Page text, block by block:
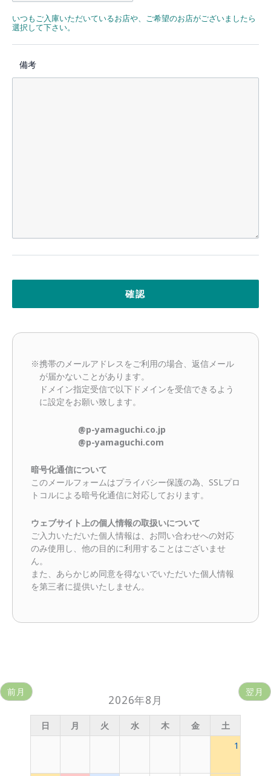
いつもご入庫いただいているお店や、ご希望のお店がございましたら
選択して下さい。
備考
※携帯のメールアドレスをご利用の場合、返信メール
が届かないことがあります。
ドメイン指定受信で以下ドメインを受信できるよう
に設定をお願い致します。
@p-yamaguchi.co.jp
@p-yamaguchi.com
暗号化通信について
このメールフォームはプライバシー保護の為、SSLプロ
トコルによる暗号化通信に対応しております。
ウェブサイト上の個人情報の取扱いについて
ご入力いただいた個人情報は、お問い合わせへの対応
のみ使用し、他の目的に利用することはございませ
ん。
また、あらかじめ同意を得ないでいただいた個人情報
を第三者に提供いたしません。
前月 翌月
2026年8月
日 月 火 水 木 金 土
1